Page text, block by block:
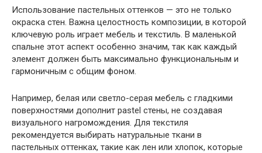
Использование пастельных оттенков — это не только
окраска стен. Важна целостность композиции, в которой
ключевую роль играет мебель и текстиль. В маленькой
спальне этот аспект особенно значим, так как каждый
элемент должен быть максимально функциональным и
гармоничным с общим фоном.
Например, белая или светло-серая мебель с гладкими
поверхностями дополнит pastel стены, не создавая
визуального нагромождения. Для текстиля
рекомендуется выбирать натуральные ткани в
пастельных оттенках, такие как лен или хлопок, которые